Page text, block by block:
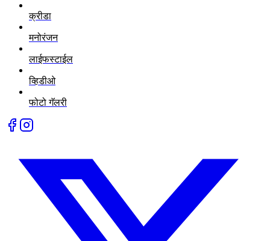
क्रीडा
मनोरंजन
लाईफस्टाईल
व्हिडीओ
फोटो गॅलरी